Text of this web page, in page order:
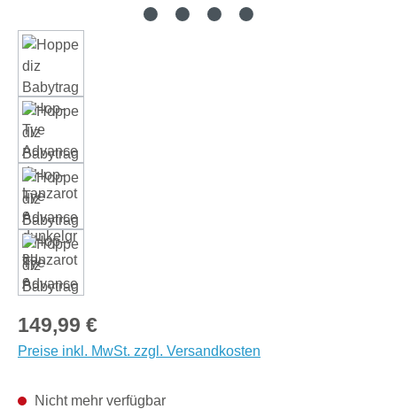
Regulärer Preis:
149,99 €
Preise inkl. MwSt. zzgl. Versandkosten
Nicht mehr verfügbar